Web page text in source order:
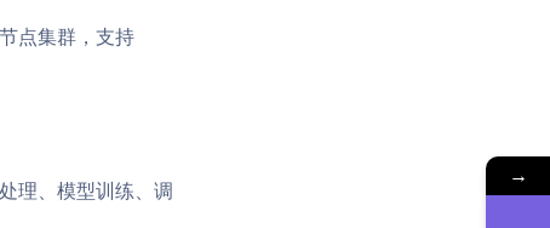
点集群，支持
理、模型训练、调
→